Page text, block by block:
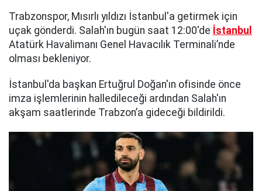
Trabzonspor, Mısırlı yıldızı İstanbul'a getirmek için
uçak gönderdi. Salah'ın bugün saat 12:00'de İstanbul
Atatürk Havalimanı Genel Havacılık Terminali’nde
olması bekleniyor.
İstanbul'da başkan Ertuğrul Doğan'ın ofisinde önce
imza işlemlerinin halledileceği ardından Salah'ın
akşam saatlerinde Trabzon’a gideceği bildirildi.